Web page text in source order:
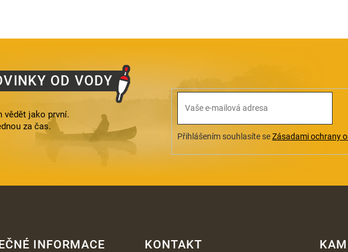
OD VODY
vědět jako první.
za čas.
Přihlášením souhlasíte seZásadami ochrany
INFORMACE KONTAKT